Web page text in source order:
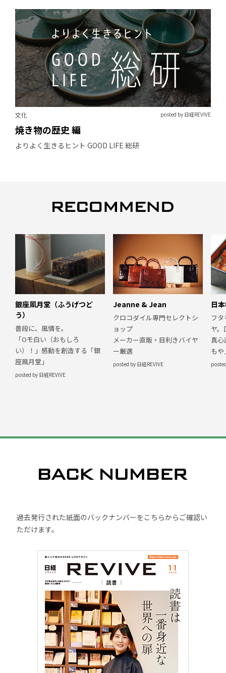
文化 posted by 日経REVIVE
焼き物の歴史 編
よりよく生きるヒント GOOD LIFE 総研
銀座凮月堂（ふうげつど
う）
普段に、風情を。
「Oモ白い（おもしろ
い）！」感動を創造する「銀
座凮月堂」
posted by 日経REVIVE
Jeanne & Jean
クロコダイル専門セレクトシ
ョップ
メーカー直販・目利きバイヤ
ー厳選
posted by 日経REVIVE
日
フ
ヤ
真
も
過去発行された紙面のバックナンバーをこちらからご確認い
ただけます。